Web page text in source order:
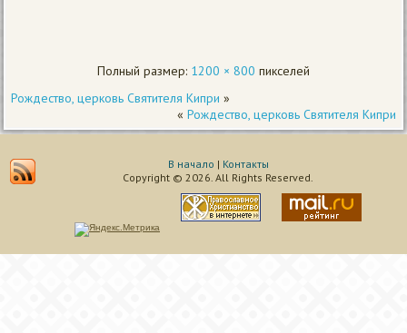
Полный размер: 1200 × 800 пикселей
Рождество, церковь Святителя Кипри »
« Рождество, церковь Святителя Кипри
В начало | Контакты
Copyright © 2026. All Rights Reserved.